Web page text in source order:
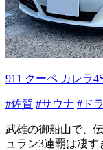
911 クーペ カレラ
#佐賀 #サウナ #ド
武雄の御船山で、
ュラン3連覇は凄